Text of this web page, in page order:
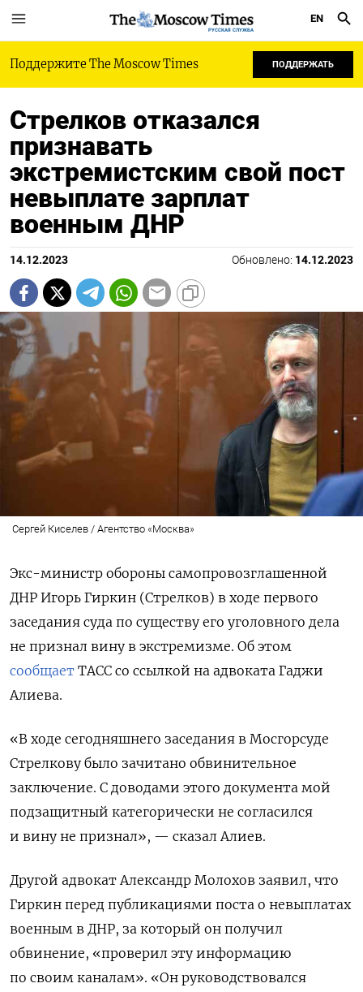
РУССКАЯ СЛУЖБА
EN
Поддержите The Moscow Times ПОДДЕРЖАТЬ
Стрелков отказался
признавать
экстремистским свой пост
невыплате зарплат
военным ДНР
14.12.2023 Обновлено: 14.12.2023
Сергей Киселев / Агентство «Москва»
Экс-министр обороны самопровозглашенной
ДНР Игорь Гиркин (Стрелков) в ходе первого
заседания суда по существу его уголовного дела
не признал вину в экстремизме. Об этом
сообщает ТАСС со ссылкой на адвоката Гаджи
Алиева.
«В ходе сегодняшнего заседания в Мосгорсуде
Стрелкову было зачитано обвинительное
заключение. С доводами этого документа мой
подзащитный категорически не согласился
и вину не признал», — сказал Алиев.
Другой адвокат Александр Молохов заявил, что
Гиркин перед публикациями поста о невыплатах
военным в ДНР, за который он получил
обвинение, «проверил эту информацию
по своим каналам». «Он руководствовался